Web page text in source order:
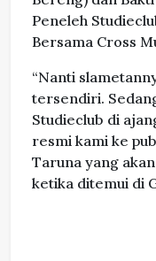
Peneleh
Bersama Cross
“Nanti
tersendiri.
Studieclub di
resmi kami ke
Taruna yang
ketika ditemui di